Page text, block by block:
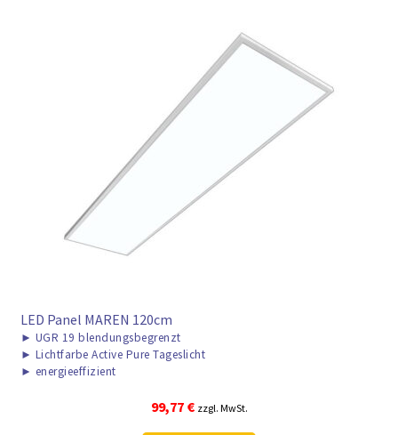
LED Panel MAREN 120cm
► UGR 19 blendungsbegrenzt
► Lichtfarbe Active Pure Tageslicht
► energieeffizient
99,77 € zzgl. MwSt.